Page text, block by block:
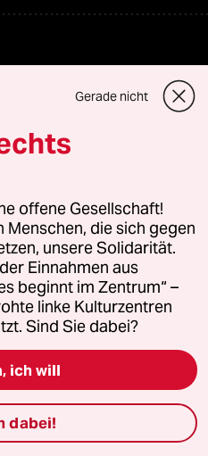
Gerade nicht
offene Gesellschaft!
die sich gegen
unsere Solidarität.
Einnahmen aus
beginnt im Zentrum“ –
linke Kulturzentren
Sind Sie dabei?
ich will
dabei!